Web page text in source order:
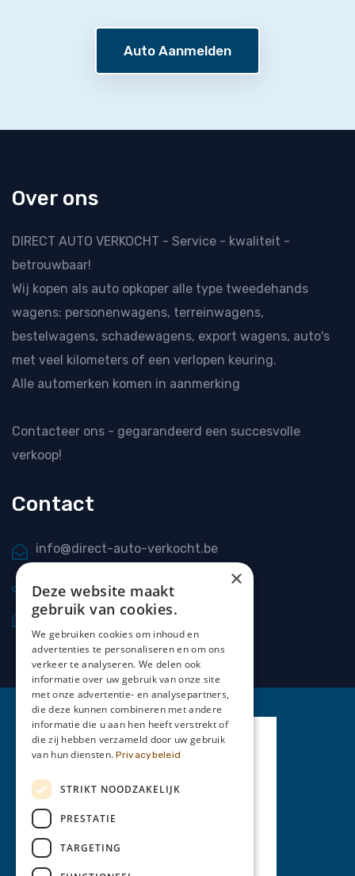
Auto Aanmelden
Over ons
DIRECT AUTO VERKOCHT - Service - kwaliteit -
betrouwbaar!
Wij kopen als auto opkoper alle type tweedehands
wagens: personenwagens, terreinwagens,
bestelwagens, schadewagens, export wagens, auto's
met veel kilometers of een verlopen keuring.
Alle automerken komen in aanmerking
Contacteer ons - gegarandeerd een succesvolle
verkoop!
Contact
info@direct-auto-verkocht.be
0477 20 66 69
0477 20 66 69
×
Deze website maakt
gebruik van cookies.
We gebruiken cookies om inhoud en
advertenties te personaliseren en om ons
verkeer te analyseren. We delen ook
informatie over uw gebruik van onze site
met onze advertentie- en analysepartners,
die deze kunnen combineren met andere
informatie die u aan hen heeft verstrekt of
die zij hebben verzameld door uw gebruik
van hun diensten. Privacybeleid
STRIKT NOODZAKELIJK
PRESTATIE
TARGETING